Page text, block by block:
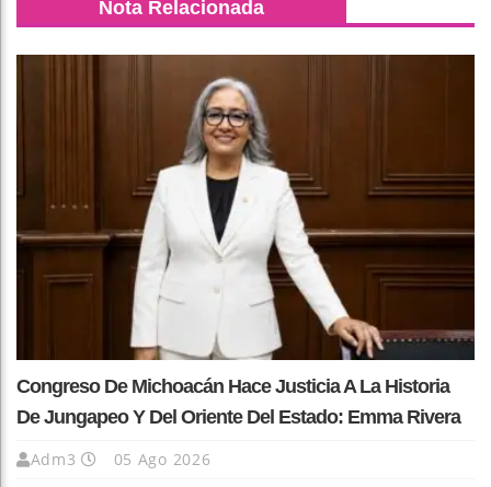
Nota Relacionada
Congreso De Michoacán Hace Justicia A La Historia
De Jungapeo Y Del Oriente Del Estado: Emma Rivera
Adm3 05 Ago 2026